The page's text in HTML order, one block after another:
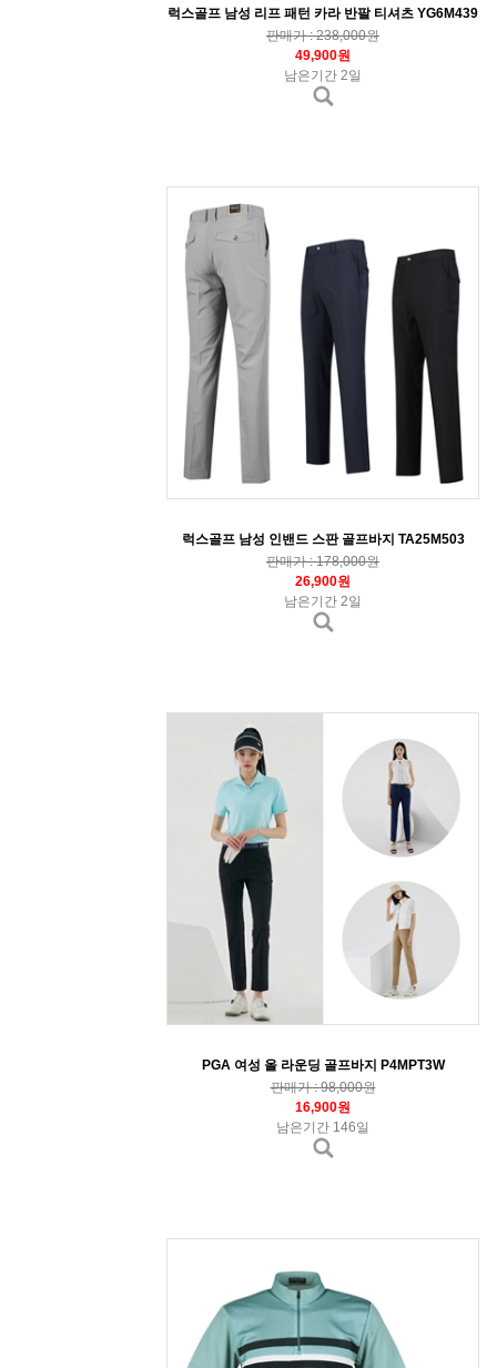
럭스골프 남성 리프 패턴 카라 반팔 티셔츠 YG6M439
판매가 : 238,000원
49,900원
남은기간 2일
럭스골프 남성 인밴드 스판 골프바지 TA25M503
판매가 : 178,000원
26,900원
남은기간 2일
PGA 여성 올 라운딩 골프바지 P4MPT3W
판매가 : 98,000원
16,900원
남은기간 146일